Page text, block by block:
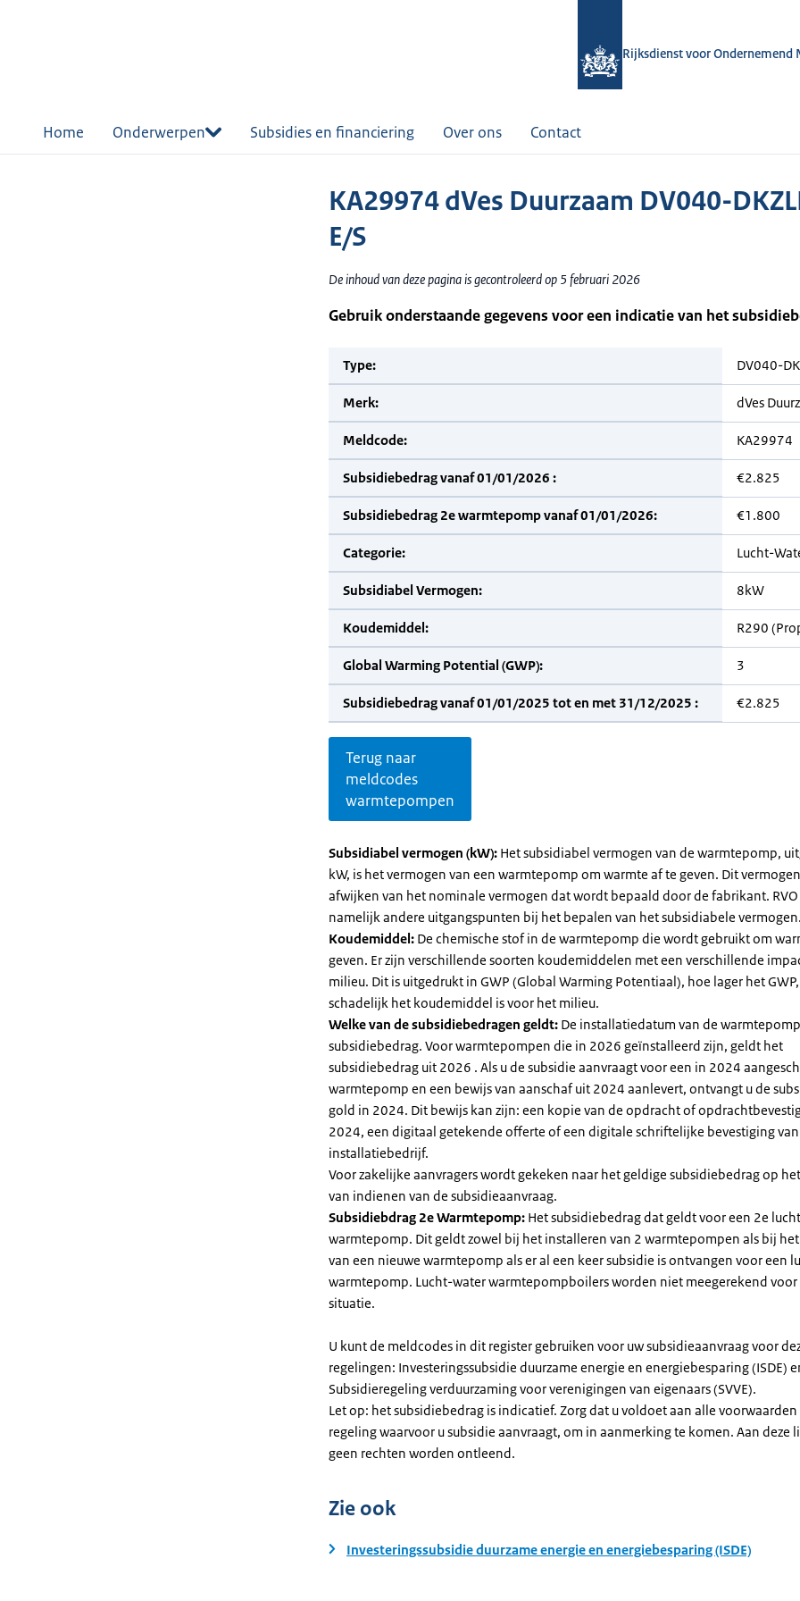
Rijksdienst voor Ondernemend
Home Onderwerpen Subsidies en financiering Over ons Contact
KA29974 dVes Duurzaam DV040-
E/S
De inhoud van deze pagina is gecontroleerd op 5 februari 2026
Gebruik onderstaande gegevens voor een indicatie van het
Type: DV040-
Merk: dVes
Meldcode: KA29974
Subsidiebedrag vanaf 01/01/2026 : €2.825
Subsidiebedrag 2e warmtepomp vanaf 01/01/2026: €1.800
Categorie: Lucht-
Subsidiabel Vermogen: 8kW
Koudemiddel: R290
Global Warming Potential (GWP): 3
Subsidiebedrag vanaf 01/01/2025 tot en met 31/12/2025 : €2.825
Terug naar
meldcodes
warmtepompen
Subsidiabel vermogen (kW): Het subsidiabel vermogen van de warmtepomp,
kW, is het vermogen van een warmtepomp om warmte af te geven. Dit
afwijken van het nominale vermogen dat wordt bepaald door de fabrikant.
namelijk andere uitgangspunten bij het bepalen van het subsidiabele vermogen.
Koudemiddel: De chemische stof in de warmtepomp die wordt gebruikt om
geven. Er zijn verschillende soorten koudemiddelen met een verschillende
milieu. Dit is uitgedrukt in GWP (Global Warming Potentiaal), hoe lager het
schadelijk het koudemiddel is voor het milieu.
Welke van de subsidiebedragen geldt: De installatiedatum van de
subsidiebedrag. Voor warmtepompen die in 2026 geïnstalleerd zijn, geldt het
subsidiebedrag uit 2026 . Als u de subsidie aanvraagt voor een in 2024
warmtepomp en een bewijs van aanschaf uit 2024 aanlevert, ontvangt u de
gold in 2024. Dit bewijs kan zijn: een kopie van de opdracht of
2024, een digitaal getekende offerte of een digitale schriftelijke bevestiging
installatiebedrijf.
Voor zakelijke aanvragers wordt gekeken naar het geldige subsidiebedrag op
van indienen van de subsidieaanvraag.
Subsidiebdrag 2e Warmtepomp: Het subsidiebedrag dat geldt voor een 2e
warmtepomp. Dit geldt zowel bij het installeren van 2 warmtepompen als bij
van een nieuwe warmtepomp als er al een keer subsidie is ontvangen voor een
warmtepomp. Lucht-water warmtepompboilers worden niet meegerekend voor
situatie.
U kunt de meldcodes in dit register gebruiken voor uw subsidieaanvraag voor
regelingen: Investeringssubsidie duurzame energie en energiebesparing (ISDE)
Subsidieregeling verduurzaming voor verenigingen van eigenaars (SVVE).
Let op: het subsidiebedrag is indicatief. Zorg dat u voldoet aan alle voorwaarden
regeling waarvoor u subsidie aanvraagt, om in aanmerking te komen. Aan deze
geen rechten worden ontleend.
Zie ook
Investeringssubsidie duurzame energie en energiebesparing (ISDE)